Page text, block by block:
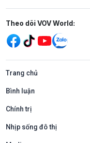
Mạng xã hội
Theo dõi VOV World:
Trang chủ
Bình luận
Chính trị
Nhịp sống đô thị